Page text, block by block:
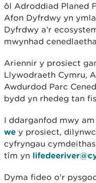
ôl Adroddiad Planed
Afon Dyfrdwy yn
Dyfrdwy a’r
mwynhad
Ariennir y prosiect
Llywodraeth Cymru,
Awdurdod Parc
bydd yn rhedeg tan
I ddarganfod mwy
we y prosiect,
cyfryngau
tîm yn
Dyma fideo o'r